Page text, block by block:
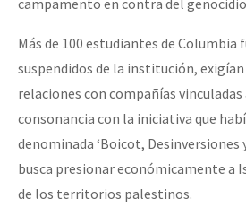
Más de 100 estudiantes de Columbia
suspendidos de la institución,
relaciones con compañías vinculadas
consonancia con la iniciativa que
denominada ‘Boicot, Desinversiones
busca presionar económicamente a
de los territorios palestinos.